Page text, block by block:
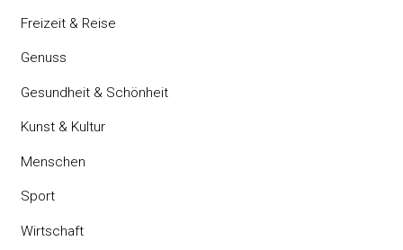
Freizeit & Reise
Genuss
Gesundheit & Schönheit
Kunst & Kultur
Menschen
Sport
Wirtschaft